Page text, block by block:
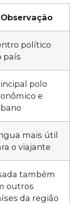
Observação
político
país
polo
e
mais útil
o viajante
também
outros
da região